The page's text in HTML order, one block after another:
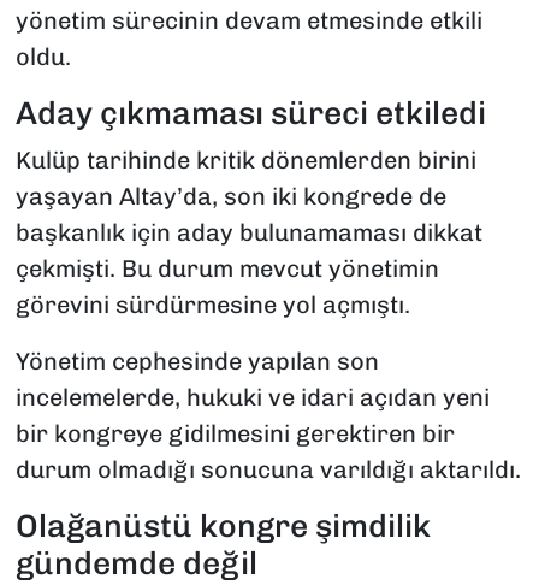
yönetim sürecinin devam etmesinde etkili
oldu.
Aday çıkmaması süreci etkiledi
Kulüp tarihinde kritik dönemlerden birini
yaşayan Altay’da, son iki kongrede de
başkanlık için aday bulunamaması dikkat
çekmişti. Bu durum mevcut yönetimin
görevini sürdürmesine yol açmıştı.
Yönetim cephesinde yapılan son
incelemelerde, hukuki ve idari açıdan yeni
bir kongreye gidilmesini gerektiren bir
durum olmadığı sonucuna varıldığı aktarıldı.
Olağanüstü kongre şimdilik
gündemde değil